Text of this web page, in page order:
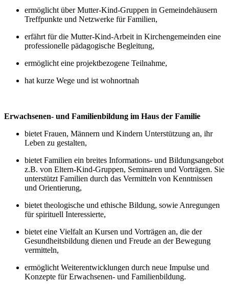
ermöglicht über Mutter-Kind-Gruppen in Gemeindehäusern
Treffpunkte und Netzwerke für Familien,
erfährt für die Mutter-Kind-Arbeit in Kirchengemeinden eine
professionelle pädagogische Begleitung,
ermöglicht eine projektbezogene Teilnahme,
hat kurze Wege und ist wohnortnah
Erwachsenen- und Familienbildung im Haus der Familie
bietet Frauen, Männern und Kindern Unterstützung an, ihr
Leben zu gestalten,
bietet Familien ein breites Informations- und Bildungsangebot
z.B. von Eltern-Kind-Gruppen, Seminaren und Vorträgen. Sie
unterstützt Familien durch das Vermitteln von Kenntnissen
und Orientierung,
bietet theologische und ethische Bildung, sowie Anregungen
für spirituell Interessierte,
bietet eine Vielfalt an Kursen und Vorträgen an, die der
Gesundheitsbildung dienen und Freude an der Bewegung
vermitteln,
ermöglicht Weiterentwicklungen durch neue Impulse und
Konzepte für Erwachsenen- und Familienbildung.